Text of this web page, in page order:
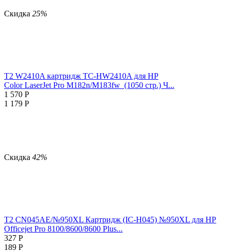
Скидка 25%
T2 W2410A картридж TC-HW2410A для HP
Color LaserJet Pro M182n/M183fw (1050 стр.) Ч...
1 570 Р
1 179 Р
Скидка 42%
T2 CN045AE/№950XL Картридж (IC-H045) №950XL для HP
Officejet Pro 8100/8600/8600 Plus...
327 Р
189 Р